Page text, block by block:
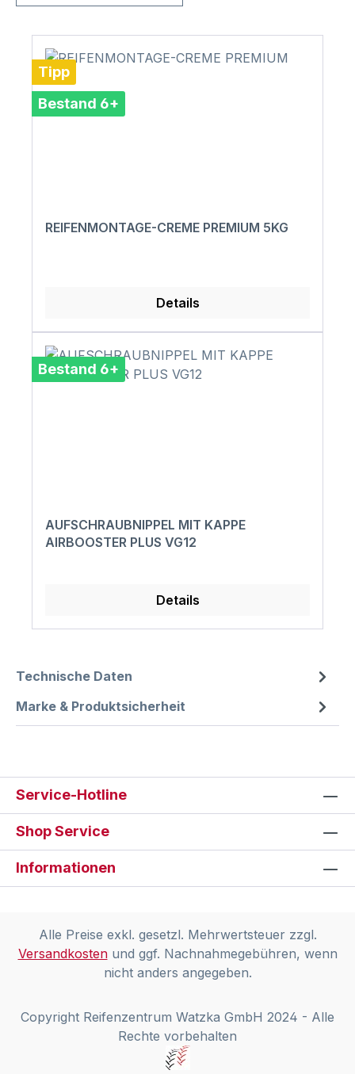
Tipp
Bestand 6+
REIFENMONTAGE-CREME PREMIUM 5KG
Details
Bestand 6+
AUFSCHRAUBNIPPEL MIT KAPPE
AIRBOOSTER PLUS VG12
Details
Technische Daten
Marke & Produktsicherheit
Service-Hotline
Shop Service
Informationen
Alle Preise exkl. gesetzl. Mehrwertsteuer zzgl.
Versandkostenund ggf. Nachnahmegebühren, wenn
nicht anders angegeben.
Copyright Reifenzentrum Watzka GmbH 2024 - Alle
Rechte vorbehalten